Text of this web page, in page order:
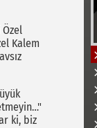
Kalem
ki, biz